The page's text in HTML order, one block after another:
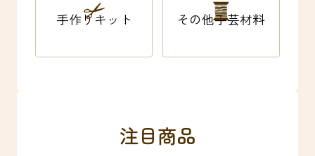
手作りキット その他手芸材料
注目商品